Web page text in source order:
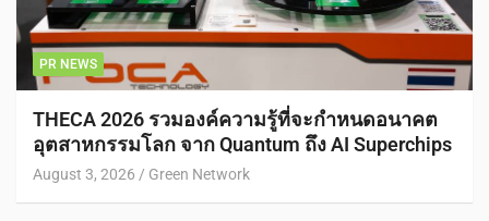
PR NEWS
THECA 2026 รวมองค์ความรู้ที่จะกำหนดอนาคต
อุตสาหกรรมโลก จาก Quantum ถึง AI Superchips
August 3, 2026 Green Network